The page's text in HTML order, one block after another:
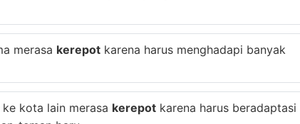
merasa kerepot karena harus menghadapi banyak
kota lain merasa kerepot karena harus beradaptasi